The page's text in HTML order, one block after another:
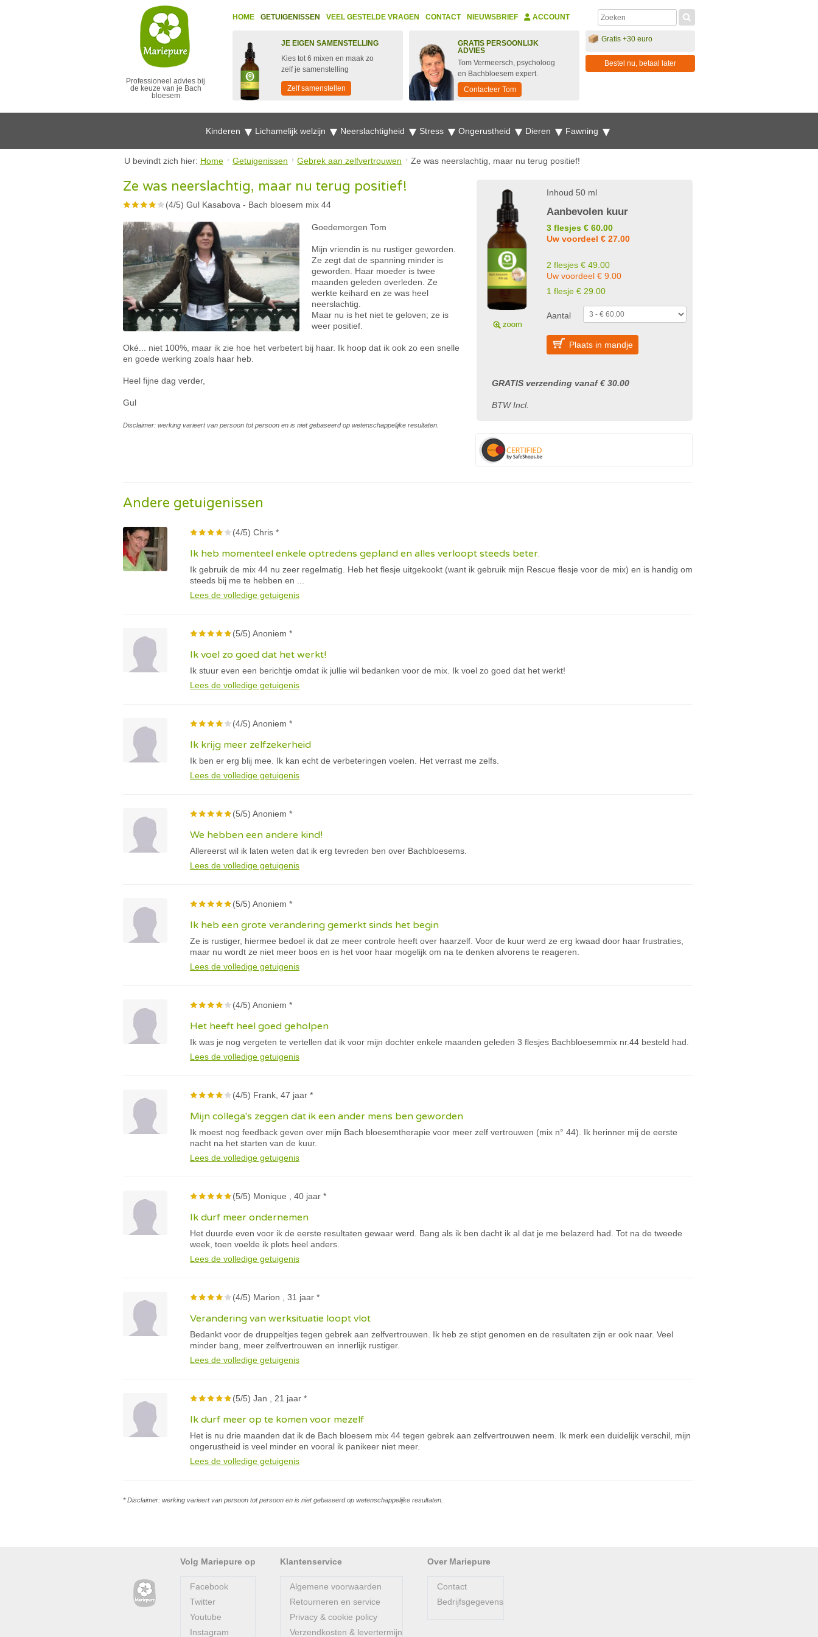
Professioneel advies bij
de keuze van je Bach
bloesem
HOME GETUIGENISSEN VEEL GESTELDE VRAGEN CONTACT NIEUWSBRIEF ACCOUNT
JE EIGEN SAMENSTELLING
Kies tot 6 mixen en maak zo
zelf je samenstelling
Zelf samenstellen
GRATIS PERSOONLIJK
ADVIES
Tom Vermeersch, psycholoog
en Bachbloesem expert.
Contacteer Tom
Gratis +30 euro
Bestel nu, betaal later
Kinderen Lichamelijk welzijn Neerslachtigheid Stress Ongerustheid Dieren Fawning
U bevindt zich hier: Home Getuigenissen Gebrek aan zelfvertrouwen Ze was neerslachtig, maar nu terug positief!
Ze was neerslachtig, maar nu terug positief!
(4/5) Gul Kasabova - Bach bloesem mix 44
Goedemorgen Tom
Mijn vriendin is nu rustiger geworden.
Ze zegt dat de spanning minder is
geworden. Haar moeder is twee
maanden geleden overleden. Ze
werkte keihard en ze was heel
neerslachtig.
Maar nu is het niet te geloven; ze is
weer positief.
Oké... niet 100%, maar ik zie hoe het verbetert bij haar. Ik hoop dat ik ook zo een snelle
en goede werking zoals haar heb.
Heel fijne dag verder,
Gul
Disclaimer: werking varieert van persoon tot persoon en is niet gebaseerd op wetenschappelijke resultaten.
Inhoud 50 ml
Aanbevolen kuur
3 flesjes € 60.00
Uw voordeel € 27.00
2 flesjes € 49.00
Uw voordeel € 9.00
1 flesje € 29.00
Aantal
Plaats in mandje
GRATIS verzending vanaf € 30.00
BTW Incl.
Andere getuigenissen
(4/5) Chris *
Ik heb momenteel enkele optredens gepland en alles verloopt steeds beter.
Ik gebruik de mix 44 nu zeer regelmatig. Heb het flesje uitgekookt (want ik gebruik mijn Rescue flesje voor de mix) en is handig om
steeds bij me te hebben en ...
Lees de volledige getuigenis
(5/5) Anoniem *
Ik voel zo goed dat het werkt!
Ik stuur even een berichtje omdat ik jullie wil bedanken voor de mix. Ik voel zo goed dat het werkt!
Lees de volledige getuigenis
(4/5) Anoniem *
Ik krijg meer zelfzekerheid
Ik ben er erg blij mee. Ik kan echt de verbeteringen voelen. Het verrast me zelfs.
Lees de volledige getuigenis
(5/5) Anoniem *
We hebben een andere kind!
Allereerst wil ik laten weten dat ik erg tevreden ben over Bachbloesems.
Lees de volledige getuigenis
(5/5) Anoniem *
Ik heb een grote verandering gemerkt sinds het begin
Ze is rustiger, hiermee bedoel ik dat ze meer controle heeft over haarzelf. Voor de kuur werd ze erg kwaad door haar frustraties,
maar nu wordt ze niet meer boos en is het voor haar mogelijk om na te denken alvorens te reageren.
Lees de volledige getuigenis
(4/5) Anoniem *
Het heeft heel goed geholpen
Ik was je nog vergeten te vertellen dat ik voor mijn dochter enkele maanden geleden 3 flesjes Bachbloesemmix nr.44 besteld had.
Lees de volledige getuigenis
(4/5) Frank, 47 jaar *
Mijn collega's zeggen dat ik een ander mens ben geworden
Ik moest nog feedback geven over mijn Bach bloesemtherapie voor meer zelf vertrouwen (mix n° 44). Ik herinner mij de eerste
nacht na het starten van de kuur.
Lees de volledige getuigenis
(5/5) Monique , 40 jaar *
Ik durf meer ondernemen
Het duurde even voor ik de eerste resultaten gewaar werd. Bang als ik ben dacht ik al dat je me belazerd had. Tot na de tweede
week, toen voelde ik plots heel anders.
Lees de volledige getuigenis
(4/5) Marion , 31 jaar *
Verandering van werksituatie loopt vlot
Bedankt voor de druppeltjes tegen gebrek aan zelfvertrouwen. Ik heb ze stipt genomen en de resultaten zijn er ook naar. Veel
minder bang, meer zelfvertrouwen en innerlijk rustiger.
Lees de volledige getuigenis
(5/5) Jan , 21 jaar *
Ik durf meer op te komen voor mezelf
Het is nu drie maanden dat ik de Bach bloesem mix 44 tegen gebrek aan zelfvertrouwen neem. Ik merk een duidelijk verschil, mijn
ongerustheid is veel minder en vooral ik panikeer niet meer.
Lees de volledige getuigenis
* Disclaimer: werking varieert van persoon tot persoon en is niet gebaseerd op wetenschappelijke resultaten.
Volg Mariepure op
Facebook
Twitter
Youtube
Instagram
Klantenservice
Algemene voorwaarden
Retourneren en service
Privacy & cookie policy
Verzendkosten & levertermijn
Over Mariepure
Contact
Bedrijfsgegevens